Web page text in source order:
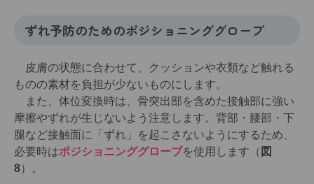
ずれ予防のためのポジショニンググローブ
皮膚の状態に合わせて、クッションや衣類など触れる
ものの素材を負担が少ないものにします。
また、体位変換時は、骨突出部を含めた接触部に強い
摩擦やずれが生じないよう注意します。背部・腰部・下
腿など接触面に「ずれ」を起こさないようにするため、
必要時はポジショニンググローブを使用します（ 図
8）。